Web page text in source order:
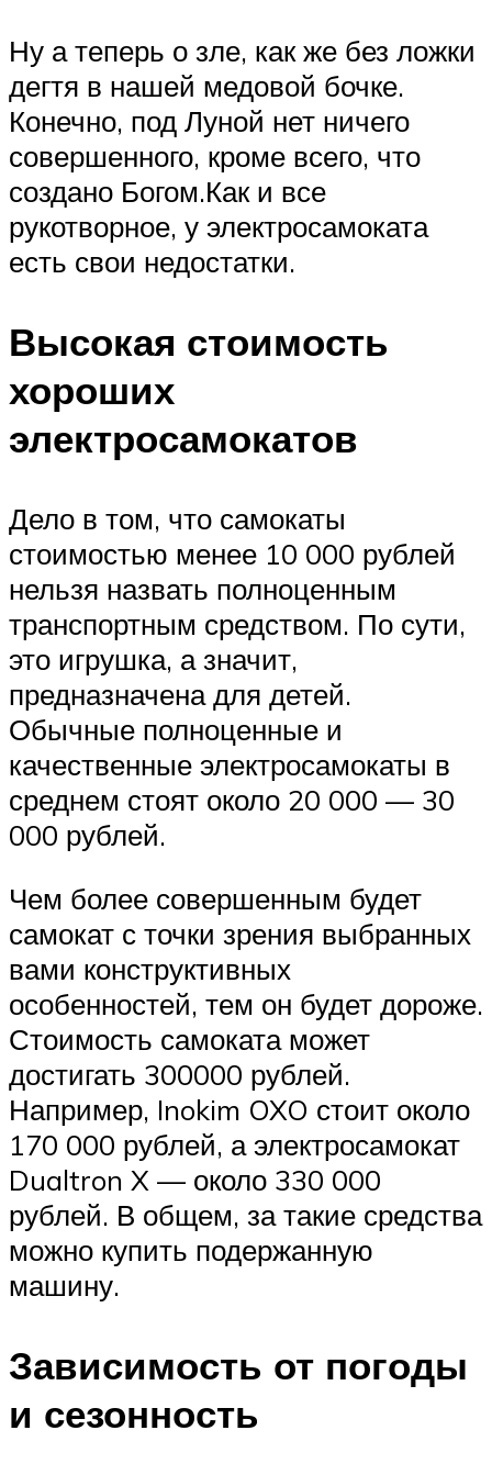
Ну а теперь о зле, как же без ложки
дегтя в нашей медовой бочке.
Конечно, под Луной нет ничего
совершенного, кроме всего, что
создано Богом.Как и все
рукотворное, у электросамоката
есть свои недостатки.
Высокая стоимость
хороших
электросамокатов
Дело в том, что самокаты
стоимостью менее 10 000 рублей
нельзя назвать полноценным
транспортным средством. По сути,
это игрушка, а значит,
предназначена для детей.
Обычные полноценные и
качественные электросамокаты в
среднем стоят около 20 000 — 30
000 рублей.
Чем более совершенным будет
самокат с точки зрения выбранных
вами конструктивных
особенностей, тем он будет дороже.
Стоимость самоката может
достигать 300000 рублей.
Например, Inokim OXO стоит около
170 000 рублей, а электросамокат
Dualtron X — около 330 000
рублей. В общем, за такие средства
можно купить подержанную
машину.
Зависимость от погоды
и сезонность